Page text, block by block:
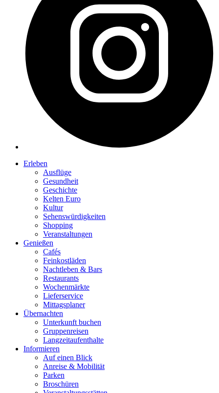
Erleben
Ausflüge
Gesundheit
Geschichte
Kelten Euro
Kultur
Sehenswürdigkeiten
Shopping
Veranstaltungen
Genießen
Cafés
Feinkostläden
Nachtleben & Bars
Restaurants
Wochenmärkte
Lieferservice
Mittagsplaner
Übernachten
Unterkunft buchen
Gruppenreisen
Langzeitaufenthalte
Informieren
Auf einen Blick
Anreise & Mobilität
Parken
Broschüren